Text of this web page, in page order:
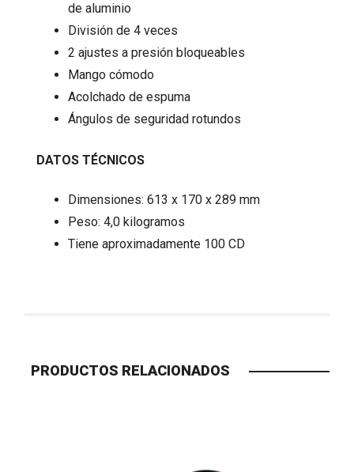
de aluminio
División de 4 veces
2 ajustes a presión bloqueables
Mango cómodo
Acolchado de espuma
Ángulos de seguridad rotundos
DATOS TÉCNICOS
Dimensiones: 613 x 170 x 289 mm
Peso: 4,0 kilogramos
Tiene aproximadamente 100 CD
PRODUCTOS RELACIONADOS